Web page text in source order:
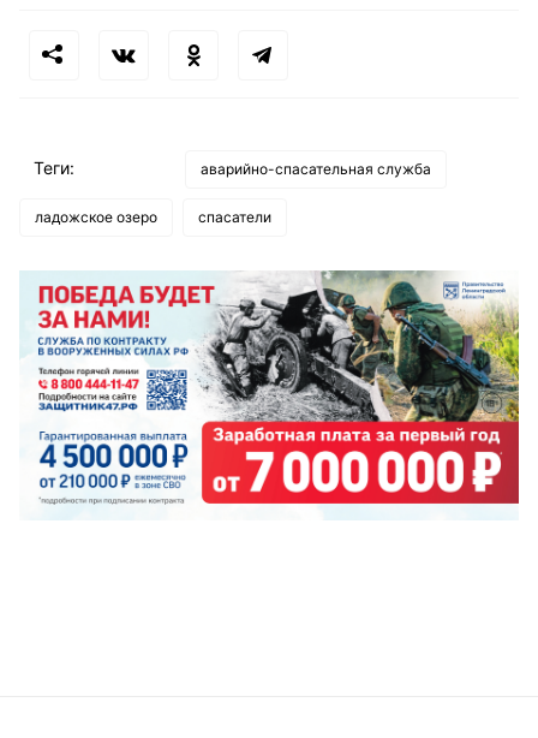
Теги: аварийно-спасательная служба
ладожское озеро спасатели